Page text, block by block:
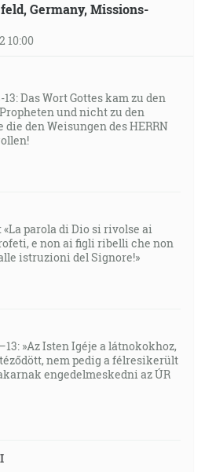
Germany, Missions-
10:00
Das Wort Gottes kam zu den
und nicht zu den
den Weisungen des HERRN
«La parola di Dio si rivolse ai
e non ai figli ribelli che non
istruzioni del Signore!»
»Az Isten Igéje a látnokokhoz,
nem pedig a félresikerült
engedelmeskedni az ÚR